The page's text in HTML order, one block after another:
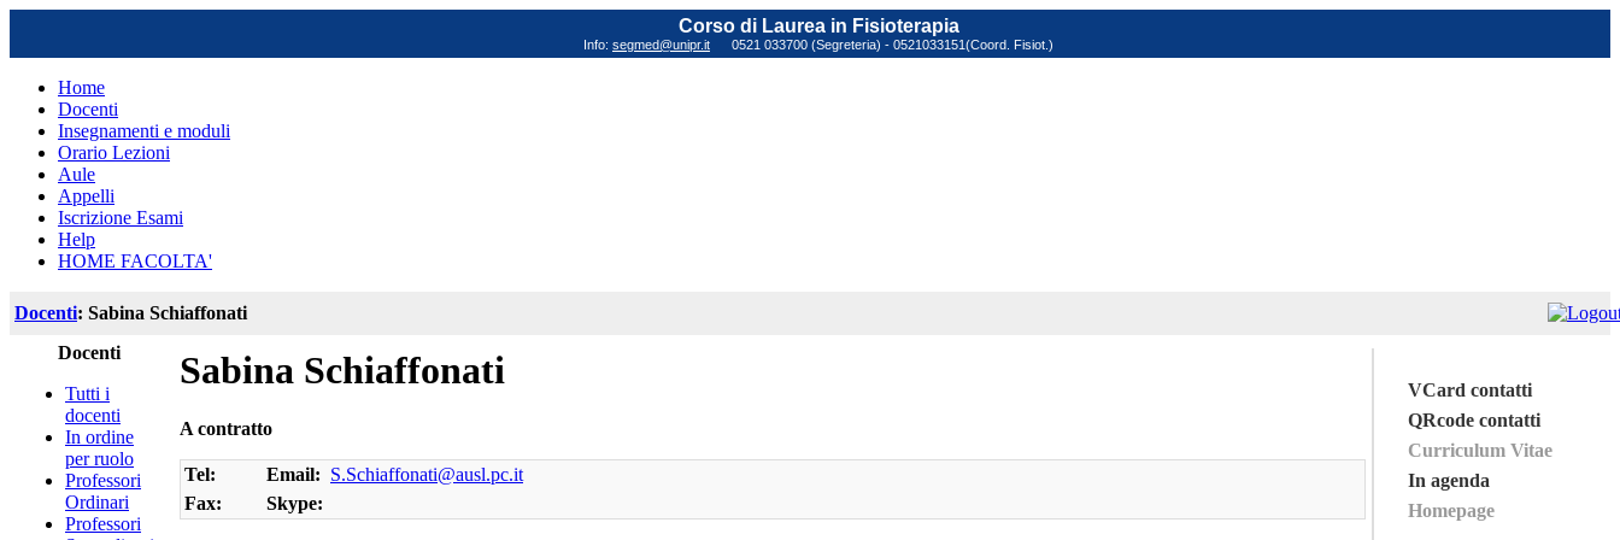
Corso di Laurea in Fisioterapia
Info: segmed@unipr.it 0521 033700 (Segreteria) - 0521033151(Coord. Fisiot.)
Home
Docenti
Insegnamenti e moduli
Orario Lezioni
Aule
Appelli
Iscrizione Esami
Help
HOME FACOLTA'
Docenti: Sabina Schiaffonati
Docenti
Tutti i
docenti
In ordine
per ruolo
Professori
Ordinari
Professori
Sabina Schiaffonati
A contratto
Tel: Email: S.Schiaffonati@ausl.pc.it
Fax:
Skype:
VCard contatti
QRcode contatti
Curriculum Vitae
In agenda
Homepage